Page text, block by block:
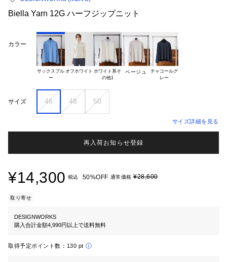
Biella Yarn 12G ハーフジップニット
カラー
サックスブル
ー
オフホワイト ホワイト系そ
ベージュ
チャコールグ
サイズ 46 48 50
サイズ詳細を見る
再入荷お知らせ登録
¥14,300 税込 50%OFF 通常価格 ¥28,600
取り寄せ
DESIGNWORKS
購入合計金額4,990円以上で送料無料
取得予定ポイント数： 130 pt